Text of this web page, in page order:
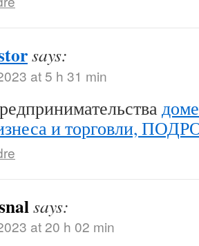
says:
at 5 h 31 min
и торговли,
says:
at 20 h 02 min